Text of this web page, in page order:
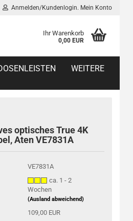
Anmelden/Kundenlogin. Mein Konto
Ihr Warenkorb
0,00 EUR
WEITERE
optisches True 4K
Aten VE7831A
VE7831A
ca. 1 - 2
Wochen
(Ausland abweichend)
109,00 EUR